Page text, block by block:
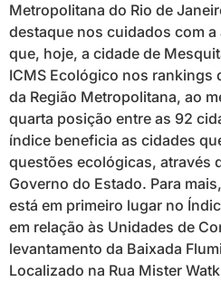
Metropolitana do Rio de
destaque nos cuidados com
que, hoje, a cidade de
ICMS Ecológico nos rankings
da Região Metropolitana, ao
quarta posição entre as 92
índice beneficia as cidades
questões ecológicas, através
Governo do Estado. Para
está em primeiro lugar no
em relação às Unidades de
levantamento da Baixada
Localizado na Rua Mister